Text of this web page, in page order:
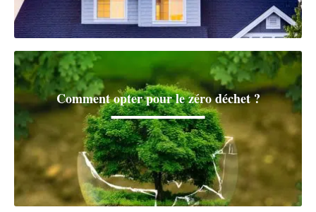
Comment opter pour le zéro déchet ?